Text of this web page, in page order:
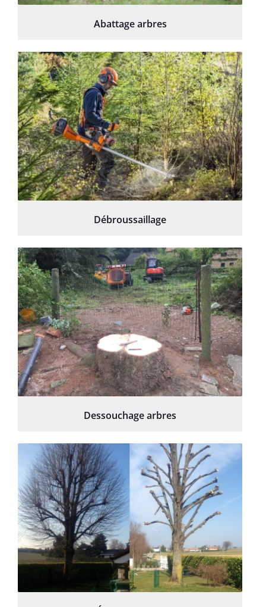
Abattage arbres
Débroussaillage
Dessouchage arbres